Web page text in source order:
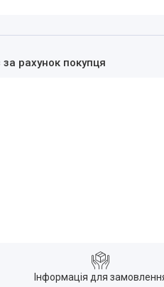
за рахунок покупця
Інформація для